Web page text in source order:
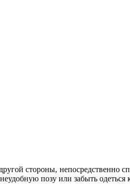
стороны, непосредственно
позу или забыть